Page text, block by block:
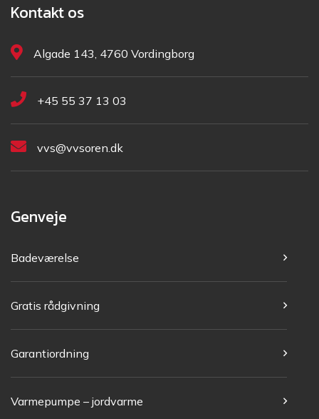
Kontakt os
Algade 143, 4760 Vordingborg
+45 55 37 13 03
vvs@vvsoren.dk
Genveje
Badeværelse
Gratis rådgivning
Garantiordning
Varmepumpe – jordvarme